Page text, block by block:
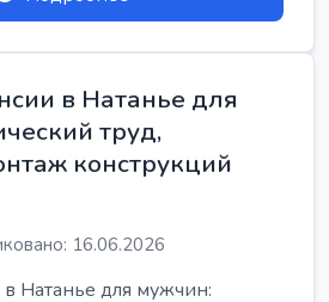
в Натанье для
труд,
конструкций
16.06.2026
Натанье для мужчин: